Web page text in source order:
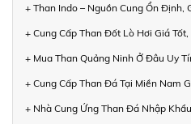
+ Than Indo – Nguồn Cung Ổn Định,
+ Cung Cấp Than Đốt Lò Hơi Giá
+ Mua Than Quảng Ninh Ở Đâu Uy
+ Cung Cấp Than Đá Tại Miền Nam
+ Nhà Cung Ứng Than Đá Nhập